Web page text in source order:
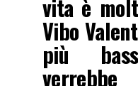
vita è
Vibo
più